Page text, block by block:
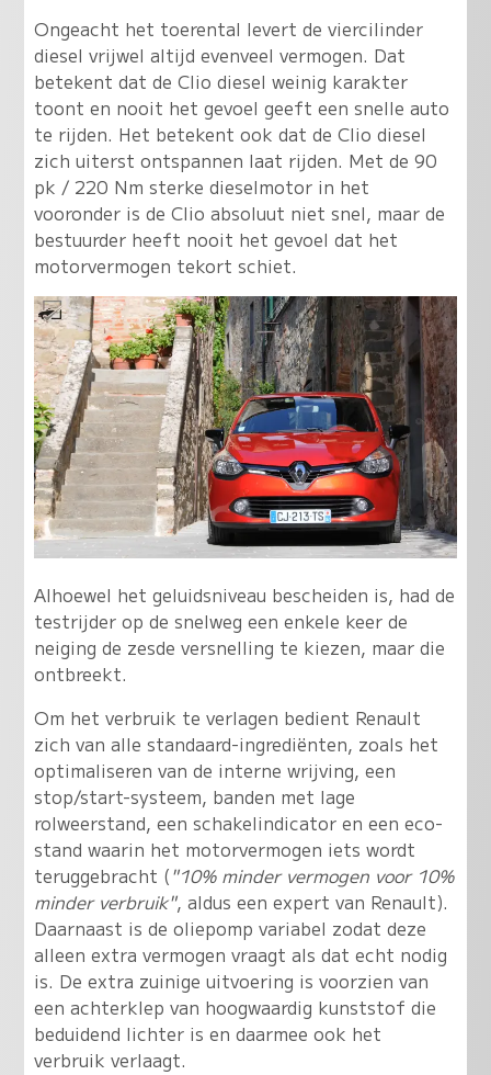
Ongeacht het toerental levert de viercilinder
diesel vrijwel altijd evenveel vermogen. Dat
betekent dat de Clio diesel weinig karakter
toont en nooit het gevoel geeft een snelle auto
te rijden. Het betekent ook dat de Clio diesel
zich uiterst ontspannen laat rijden. Met de 90
pk / 220 Nm sterke dieselmotor in het
vooronder is de Clio absoluut niet snel, maar de
bestuurder heeft nooit het gevoel dat het
motorvermogen tekort schiet.
Alhoewel het geluidsniveau bescheiden is, had de
testrijder op de snelweg een enkele keer de
neiging de zesde versnelling te kiezen, maar die
ontbreekt.
Om het verbruik te verlagen bedient Renault
zich van alle standaard-ingrediënten, zoals het
optimaliseren van de interne wrijving, een
stop/start-systeem, banden met lage
rolweerstand, een schakelindicator en een eco-
stand waarin het motorvermogen iets wordt
teruggebracht ("10% minder vermogen voor 10%
minder verbruik", aldus een expert van Renault).
Daarnaast is de oliepomp variabel zodat deze
alleen extra vermogen vraagt als dat echt nodig
is. De extra zuinige uitvoering is voorzien van
een achterklep van hoogwaardig kunststof die
beduidend lichter is en daarmee ook het
verbruik verlaagt.